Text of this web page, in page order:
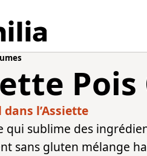
Pois
l’Assiette
sublime des
sans gluten mélange